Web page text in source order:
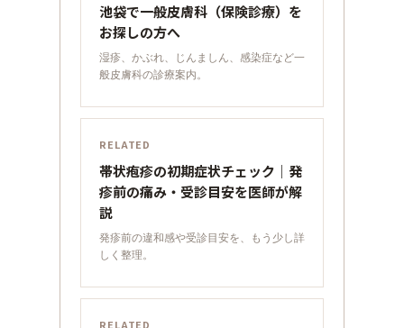
池袋で一般皮膚科（保険診療）を
お探しの方へ
湿疹、かぶれ、じんましん、感染症など一
般皮膚科の診療案内。
RELATED
帯状疱疹の初期症状チェック｜発
疹前の痛み・受診目安を医師が解
説
発疹前の違和感や受診目安を、もう少し詳
しく整理。
RELATED